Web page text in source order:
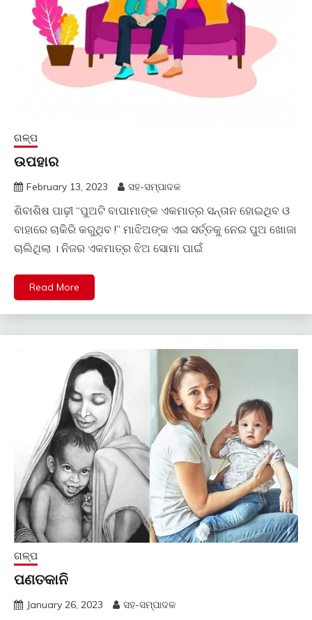
ଗଳ୍ପ
ଉପହାର
February 13, 2023 ସହ-ସମ୍ପାଦକ
ଶିବାଶିଷ ପାଢ଼ୀ “ପୁଅଟି ବାପାମାଙ୍କ ଏକମାତ୍ର ସନ୍ତାନ ହୋଇଥିବ ଓ
ବାହାରେ ଚାକିରି କରୁଥିବ !” ମାଝିଅଙ୍କ ଏଇ ସର୍ତ୍ତକୁ ନେଇ ପୁଅ ଖୋଜା
ଚାଲିଥିଲା । ନିଜର ଏକମାତ୍ର ଝିଅ ସୋମା ପାଇଁ
Read More
ଗଳ୍ପ
ପଣତକାନି
January 26, 2023 ସହ-ସମ୍ପାଦକ